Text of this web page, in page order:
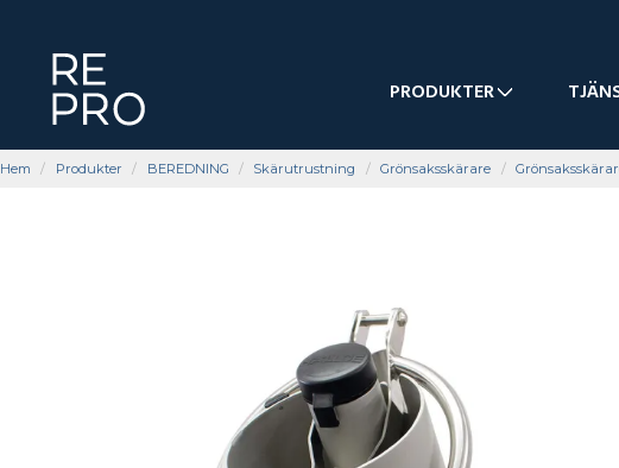
PRODUKTER
Hem Produkter BEREDNING Skärutrustning Grönsaksskärare